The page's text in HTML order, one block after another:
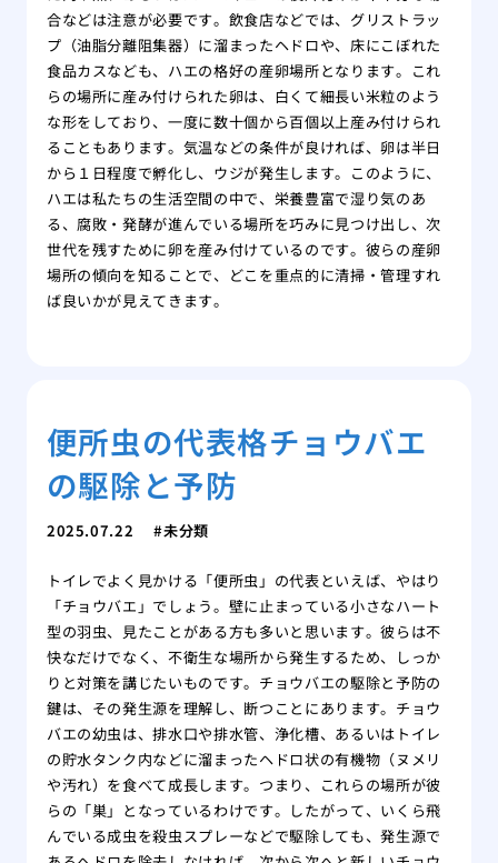
合などは注意が必要です。飲食店などでは、グリストラッ
プ（油脂分離阻集器）に溜まったヘドロや、床にこぼれた
食品カスなども、ハエの格好の産卵場所となります。これ
らの場所に産み付けられた卵は、白くて細長い米粒のよう
な形をしており、一度に数十個から百個以上産み付けられ
ることもあります。気温などの条件が良ければ、卵は半日
から１日程度で孵化し、ウジが発生します。このように、
ハエは私たちの生活空間の中で、栄養豊富で湿り気のあ
る、腐敗・発酵が進んでいる場所を巧みに見つけ出し、次
世代を残すために卵を産み付けているのです。彼らの産卵
場所の傾向を知ることで、どこを重点的に清掃・管理すれ
ば良いかが見えてきます。
便所虫の代表格チョウバエ
の駆除と予防
2025.07.22 未分類
トイレでよく見かける「便所虫」の代表といえば、やはり
「チョウバエ」でしょう。壁に止まっている小さなハート
型の羽虫、見たことがある方も多いと思います。彼らは不
快なだけでなく、不衛生な場所から発生するため、しっか
りと対策を講じたいものです。チョウバエの駆除と予防の
鍵は、その発生源を理解し、断つことにあります。チョウ
バエの幼虫は、排水口や排水管、浄化槽、あるいはトイレ
の貯水タンク内などに溜まったヘドロ状の有機物（ヌメリ
や汚れ）を食べて成長します。つまり、これらの場所が彼
らの「巣」となっているわけです。したがって、いくら飛
んでいる成虫を殺虫スプレーなどで駆除しても、発生源で